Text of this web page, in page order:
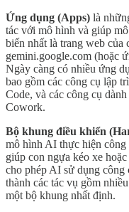
Ứng dụng (Apps) là
tác với mô hình và giúp
biến nhất là trang web của
gemini.google.com (hoặc
Ngày càng có nhiều ứng
bao gồm các công cụ lập
Code, và các công cụ
Cowork.
Bộ khung điều khiển
mô hình AI thực hiện
giúp con ngựa kéo xe
cho phép AI sử dụng công
thành các tác vụ gồm
một bộ khung nhất định.